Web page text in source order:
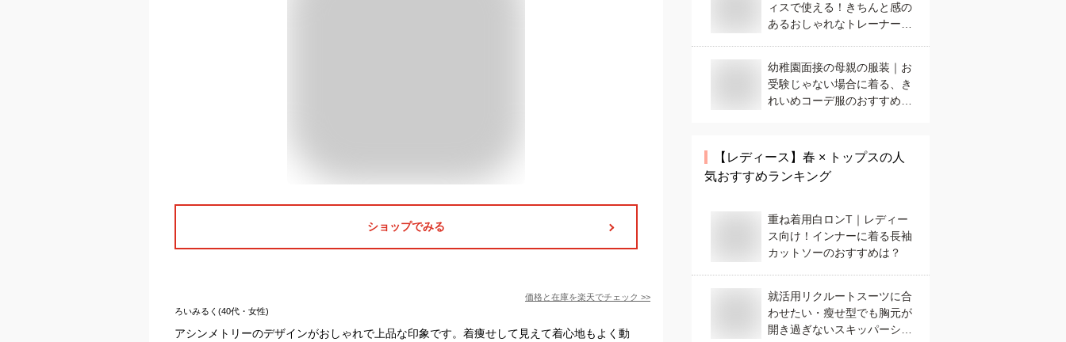
ショップでみる
価格と在庫を楽天でチェック >>
ろいみるく(40代・女性)
アシンメトリーのデザインがおしゃれで上品な印象です。着痩せして見えて着心地もよく動
ィスで使える！きちんと感の
あるおしゃれなトレーナーの
幼稚園面接の母親の服装｜お
受験じゃない場合に着る、き
れいめコーデ服のおすすめ
【レディース】 春 × トップスの人
気おすすめランキング
重ね着用白ロンT｜レディー
ス向け！インナーに着る長袖
カットソーのおすすめは？
就活用リクルートスーツに合
わせたい・瘦せ型でも胸元が
開き過ぎないスキッパーシャ